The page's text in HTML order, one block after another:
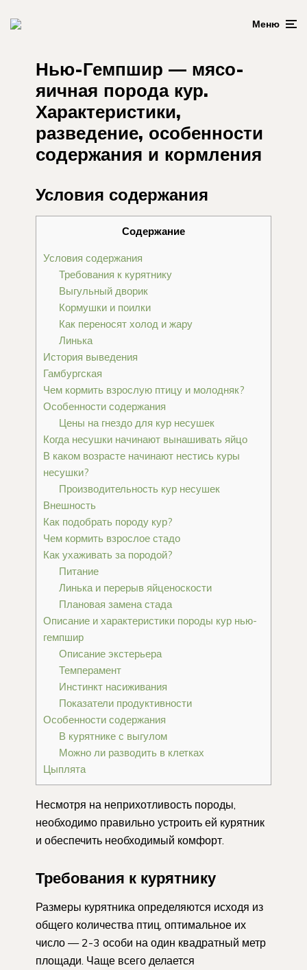
Меню
Нью-Гемпшир — мясо-
яичная порода кур.
Характеристики,
разведение, особенности
содержания и кормления
Условия содержания
Содержание
Условия содержания
Требования к курятнику
Выгульный дворик
Кормушки и поилки
Как переносят холод и жару
Линька
История выведения
Гамбургская
Чем кормить взрослую птицу и молодняк?
Особенности содержания
Цены на гнездо для кур несушек
Когда несушки начинают вынашивать яйцо
В каком возрасте начинают нестись куры
несушки?
Производительность кур несушек
Внешность
Как подобрать породу кур?
Чем кормить взрослое стадо
Как ухаживать за породой?
Питание
Линька и перерыв яйценоскости
Плановая замена стада
Описание и характеристики породы кур нью-
гемпшир
Описание экстерьера
Темперамент
Инстинкт насиживания
Показатели продуктивности
Особенности содержания
В курятнике с выгулом
Можно ли разводить в клетках
Цыплята
Несмотря на неприхотливость породы,
необходимо правильно устроить ей курятник
и обеспечить необходимый комфорт.
Требования к курятнику
Размеры курятника определяются исходя из
общего количества птиц, оптимальное их
число — 2-3 особи на один квадратный метр
площади. Чаще всего делается